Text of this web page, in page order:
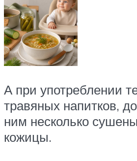
А при употреблении
травяных напитков,
ним несколько
кожицы.